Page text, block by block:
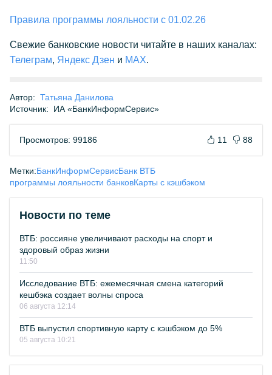
Правила программы лояльности с 01.02.26
Свежие банковские новости читайте в наших каналах:
Телеграм, Яндекс Дзен и МАX.
Автор: Татьяна Данилова
Источник:
ИА «БанкИнформСервис»
Просмотров: 99186 11 88
Метки:БанкИнформСервисБанк ВТБ
программы лояльности банковКарты с кэшбэком
Новости по теме
ВТБ: россияне увеличивают расходы на спорт и
здоровый образ жизни
11:50
Исследование ВТБ: ежемесячная смена категорий
кешбэка создает волны спроса
06 августа 12:14
ВТБ выпустил спортивную карту с кэшбэком до 5%
05 августа 10:21